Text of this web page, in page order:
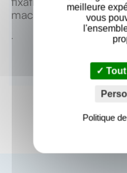
maconnerie ou bois
.
meilleure
vous
Politique